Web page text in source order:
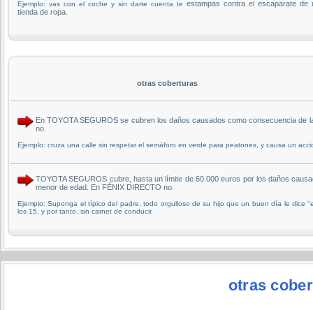
Ejemplo: vas con el coche y sin darte cuenta te estampas contra el escaparate de
tienda de ropa.
otras coberturas
En TOYOTA SEGUROS se cubren los daños causados como consecuencia
no.
Ejemplo: cruza una calle sin respetar el semáforo en verde para peatones, y causa un
TOYOTA SEGUROS cubre, hasta un límite de 60.000 euros por los daños
menor de edad. En FÉNIX DIRECTO no.
Ejemplo: Suponga el típico del padre, todo orgulloso de su hijo que un buen día le dice
los 15, y por tanto, sin carnet de conducir.
otras